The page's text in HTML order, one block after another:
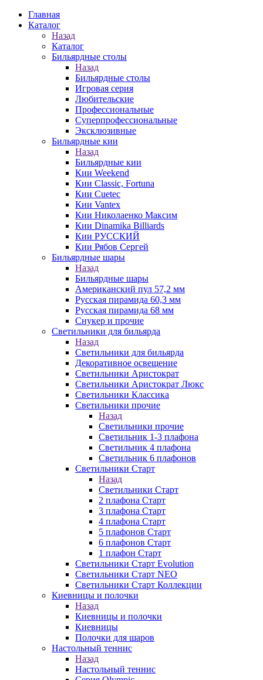
Главная
Каталог
Назад
Каталог
Бильярдные столы
Назад
Бильярдные столы
Игровая серия
Любительские
Профессиональные
Суперпрофессиональные
Эксклюзивные
Бильярдные кии
Назад
Бильярдные кии
Кии Weekend
Кии Classic, Fortuna
Кии Cuetec
Кии Vantex
Кии Николаенко Максим
Кии Dinamika Billiards
Кии РУССКИЙ
Кии Рябов Сергей
Бильярдные шары
Назад
Бильярдные шары
Американский пул 57,2 мм
Русская пирамида 60,3 мм
Русская пирамида 68 мм
Снукер и прочие
Светильники для бильярда
Назад
Светильники для бильярда
Декоративное освещение
Светильники Аристократ
Светильники Аристократ Люкс
Светильники Классика
Светильники прочие
Назад
Светильники прочие
Светильник 1-3 плафона
Светильник 4 плафона
Светильник 6 плафонов
Светильники Старт
Назад
Светильники Старт
2 плафона Старт
3 плафона Старт
4 плафона Старт
5 плафонов Старт
6 плафонов Старт
1 плафон Старт
Светильники Старт Evolution
Светильники Старт NEO
Светильники Старт Коллекции
Киевницы и полочки
Назад
Киевницы и полочки
Киевницы
Полочки для шаров
Настольный теннис
Назад
Настольный теннис